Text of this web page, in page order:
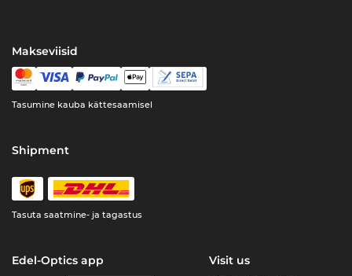
Makseviisid
Tasumine kauba kättesaamisel
Shipment
Tasuta saatmine- ja tagastus
Edel-Optics app Visit us